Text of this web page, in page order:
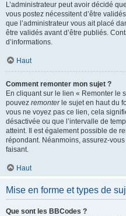
L’administrateur peut avoir décidé
vous postez nécessitent d’être
que l’administrateur vous ait placé
être validés avant d’être publiés.
d’informations.
Haut
Comment remonter mon sujet ?
En cliquant sur le lien « Remonter le
pouvez remonterle sujet en haut du
vous ne voyez pas ce lien, cela
désactivée ou que l’intervalle de
atteint. Il est également possible de
répondant. Néanmoins, assurez-
faisant.
Haut
Mise en forme et types de
Que sont les BBCodes ?